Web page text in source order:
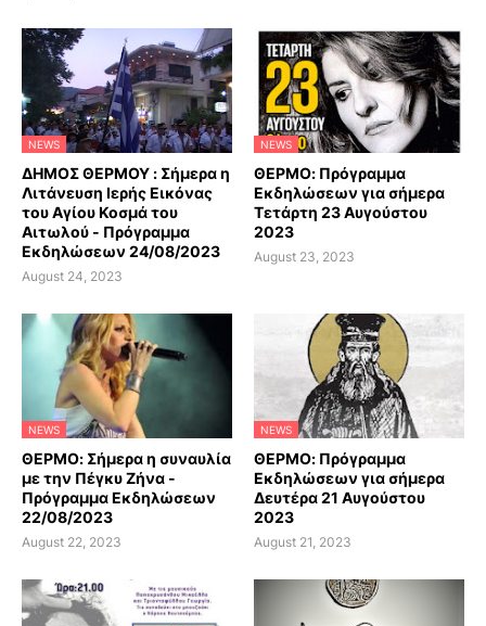
NEWS
ΔΗΜΟΣ ΘΕΡΜΟΥ : Σήμερα η
Λιτάνευση Ιερής Εικόνας
του Αγίου Κοσμά του
Αιτωλού - Πρόγραμμα
Εκδηλώσεων 24/08/2023
August 24, 2023
NEWS
ΘΕΡΜΟ: Πρόγραμμα
Εκδηλώσεων για σήμερα
Τετάρτη 23 Αυγούστου
2023
August 23, 2023
NEWS
ΘΕΡΜΟ: Σήμερα η συναυλία
με την Πέγκυ Ζήνα -
Πρόγραμμα Εκδηλώσεων
22/08/2023
August 22, 2023
NEWS
ΘΕΡΜΟ: Πρόγραμμα
Εκδηλώσεων για σήμερα
Δευτέρα 21 Αυγούστου
2023
August 21, 2023